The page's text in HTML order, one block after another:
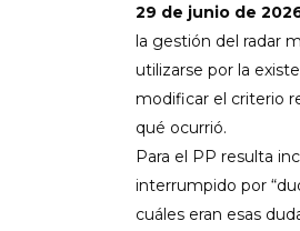
29 de junio de
la gestión del radar
utilizarse por la
modificar el criterio
qué ocurrió.
Para el PP resulta
interrumpido por
cuáles eran esas